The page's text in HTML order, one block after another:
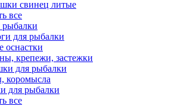
свинец литые
все
рыбалки
для рыбалки
оснастки
крепежи, застежки
для рыбалки
коромысла
для рыбалки
все